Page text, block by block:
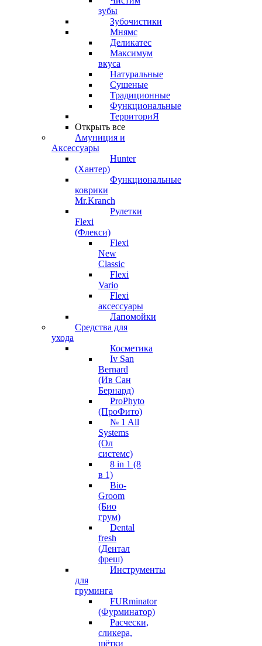
зубы
Зубочистики
Мнямс
Деликатес
Максимум
вкуса
Натуральные
Сушеные
Традиционные
Функциональные
ТерриториЯ
Открыть все
Амуниция и
Аксессуары
Hunter
(Хантер)
Функциональные
коврики
Mr.Kranch
Рулетки
Flexi
(Флекси)
Flexi
New
Classic
Flexi
Vario
Flexi
аксессуары
Лапомойки
Средства для
ухода
Косметика
Iv San
Bernard
(Ив Сан
Бернард)
ProPhyto
(ПроФито)
№ 1 All
Systems
(Ол
системс)
8 in 1 (8
в 1)
Bio-
Groom
(Био
грум)
Dental
fresh
(Дентал
фреш)
Инструменты
для
груминга
FURminator
(Фурминатор)
Расчески,
сликера,
щётки